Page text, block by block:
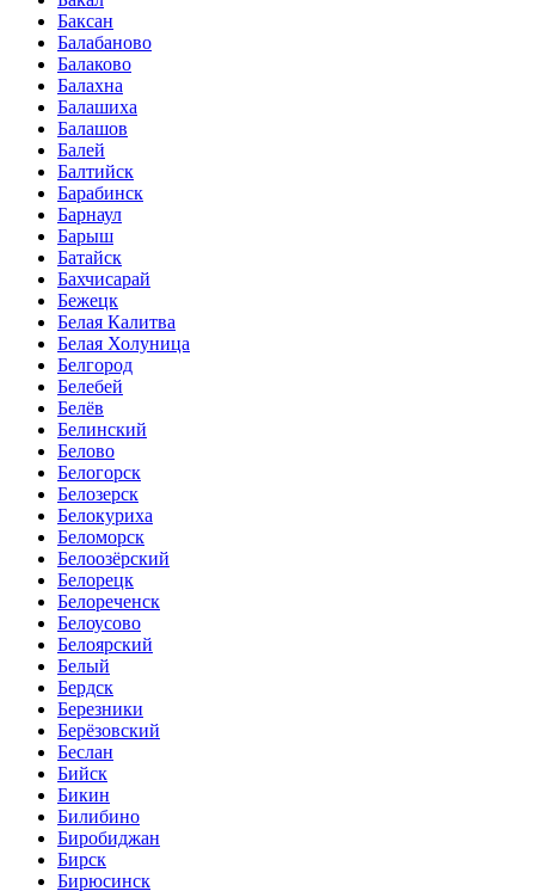
Баксан
Балабаново
Балаково
Балахна
Балашиха
Балашов
Балей
Балтийск
Барабинск
Барнаул
Барыш
Батайск
Бахчисарай
Бежецк
Белая Калитва
Белая Холуница
Белгород
Белебей
Белёв
Белинский
Белово
Белогорск
Белозерск
Белокуриха
Беломорск
Белоозёрский
Белорецк
Белореченск
Белоусово
Белоярский
Белый
Бердск
Березники
Берёзовский
Беслан
Бийск
Бикин
Билибино
Биробиджан
Бирск
Бирюсинск